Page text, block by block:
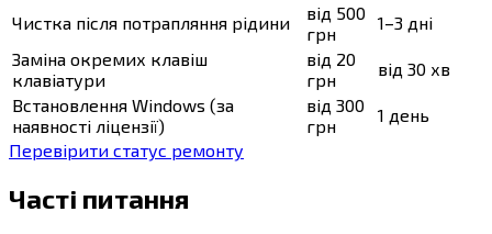
Чистка після потрапляння рідини
від 500
грн
1–3 дні
Заміна окремих клавіш
клавіатури
від 20
грн
від 30 хв
Встановлення Windows (за
наявності ліцензії)
від 300
грн
1 день
Перевірити статус ремонту
Часті питання